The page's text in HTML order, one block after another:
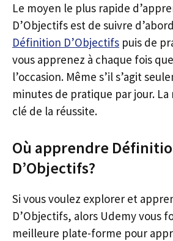
Le moyen le plus rapide
D’Objectifs est de suivre
Définition D’Objectifs puis de
vous apprenez à chaque fois
l’occasion. Même s’il s’agit
minutes de pratique par jour.
clé de la réussite.
Où apprendre
D’Objectifs?
Si vous voulez explorer et
D’Objectifs, alors Udemy vous
meilleure plate-forme pour